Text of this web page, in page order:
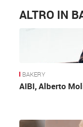
ALTRO IN
BAKERY
AIBI, Alberto